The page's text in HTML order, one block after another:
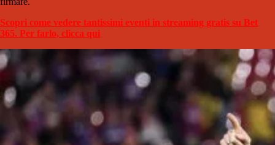
Scopri come vedere tantissimi eventi in streaming gratis su Bet
365. Per farlo, clicca qui